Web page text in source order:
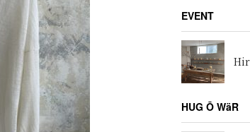
EVENT
HUG Ō WäR